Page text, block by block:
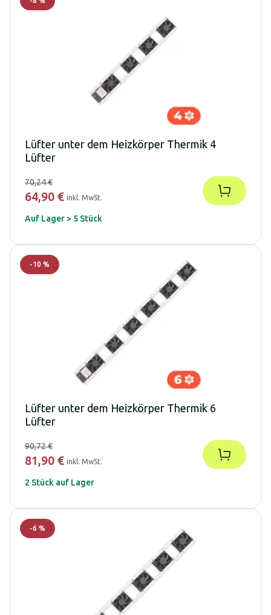
Lüfter unter dem Heizkörper Thermik 4
Lüfter
70,24 €
64,90 € inkl. MwSt.
Auf Lager > 5 Stück
-10 %
Lüfter unter dem Heizkörper Thermik 6
Lüfter
90,72 €
81,90 € inkl. MwSt.
2 Stück auf Lager
-6 %